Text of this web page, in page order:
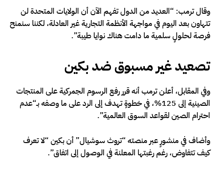
وقال ترمب: “العديد من الدول تفهم الآن أن الولايات المتحدة لن
تتهاون بعد اليوم في مواجهة الأنظمة التجارية غير العادلة، لكننا سنمنح
فرصة لحلولٍ سلمية ما دامت هناك نوايا طيبة”.
تصعيد غير مسبوق ضد بكين
وفي المقابل، أعلن ترمب أنه قرر رفع الرسوم الجمركية على المنتجات
الصينية إلى 125%، في خطوةٍ تهدف إلى الرد على ما وصفه بـ“عدم
احترام الصين لقواعد السوق العالمية”.
وأضاف في منشورٍ عبر منصته “تروث سوشيال” أن بكين “لا تعرف
كيف تتفاوض، رغم رغبتها المعلنة في الوصول إلى اتفاق”.